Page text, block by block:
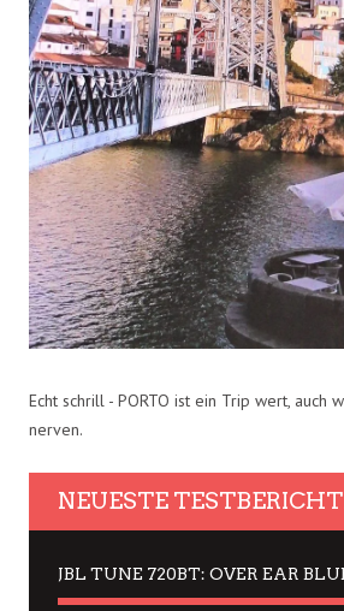
Echt schrill - PORTO ist ein Trip wert, auch
nerven.
NEUESTE